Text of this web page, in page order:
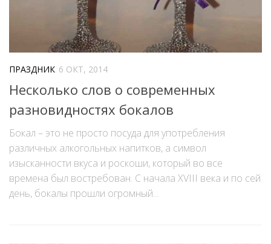
ПРАЗДНИК 6 ОКТ, 2014
Несколько слов о современных
разновидностях бокалов
Бокал – это не просто посуда для употребления
различных алкогольных напитков, а символ
изысканности вкуса и роскоши, который во все
времена был востребован. С начала XVIII века и по сей
день, бокалы прошли огромный...